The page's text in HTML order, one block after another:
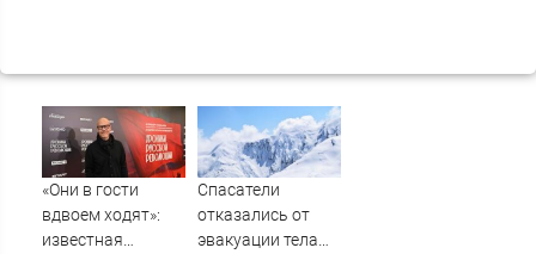
«Они в гости
вдвоем ходят»:
известная
Спасатели
отказались от
эвакуации тела